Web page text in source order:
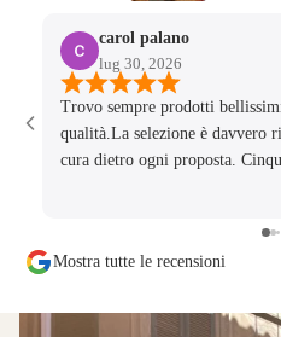
carol palano
lug 30, 2026
Trovo sempre prodotti
qualità.La selezione è davvero
cura dietro ogni proposta.
Mostra tutte le recensioni